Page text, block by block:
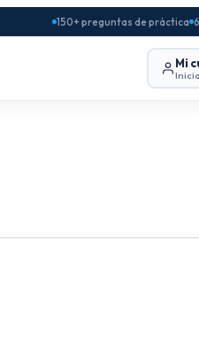
150+ preguntas de práctica
Mi